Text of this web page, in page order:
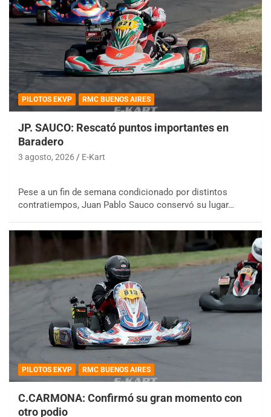
PILOTOS EKVP RMC BUENOS AIRES
JP. SAUCO: Rescató puntos importantes en
Baradero
3 agosto, 2026 E-Kart
Pese a un fin de semana condicionado por distintos
contratiempos, Juan Pablo Sauco conservó su lugar…
PILOTOS EKVP RMC BUENOS AIRES
C.CARMONA: Confirmó su gran momento con
otro podio